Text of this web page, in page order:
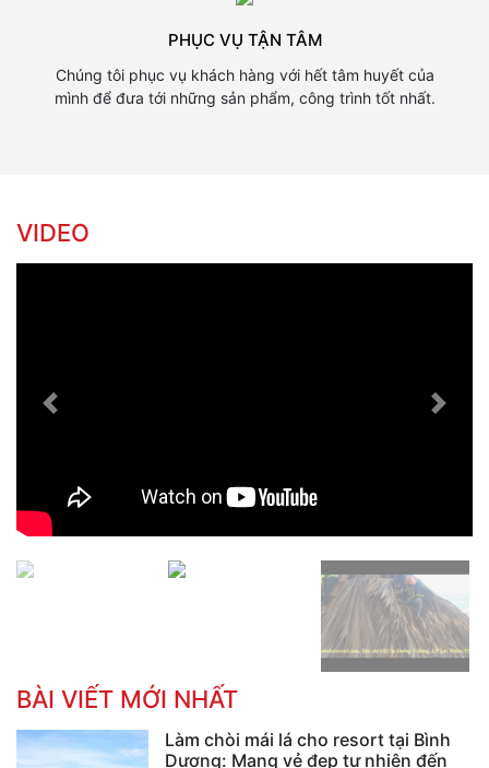
PHỤC VỤ TẬN TÂM
Chúng tôi phục vụ khách hàng với hết tâm huyết của
mình để đưa tới những sản phẩm, công trình tốt nhất.
VIDEO
Previous Next
BÀI VIẾT MỚI NHẤT
Làm chòi mái lá cho resort tại Bình
Dương: Mang vẻ đẹp tự nhiên đến